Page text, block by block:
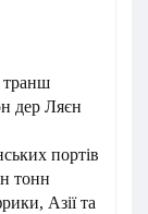
транш
дер Ляєн
портів
тонн
Азії та